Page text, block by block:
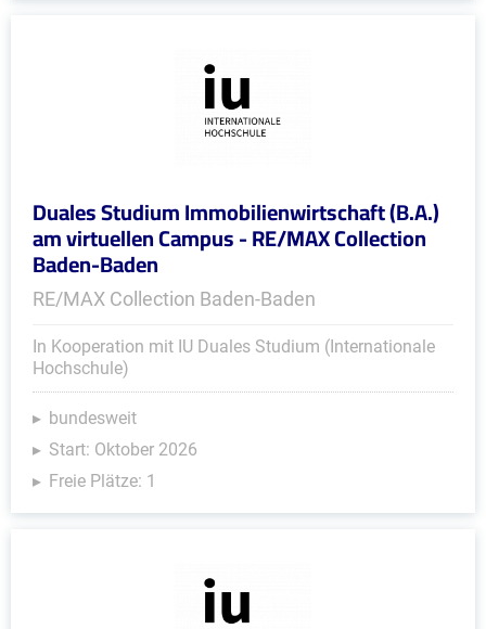
Duales Studium Immobilienwirtschaft (B.A.)
am virtuellen Campus - RE/MAX Collection
Baden-Baden
RE/MAX Collection Baden-Baden
In Kooperation mit IU Duales Studium (Internationale
Hochschule)
bundesweit
Start: Oktober 2026
Freie Plätze: 1